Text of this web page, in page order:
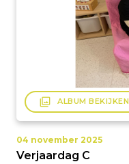
filter ALBUM BEKIJKEN
04 november 2025
Verjaardag C